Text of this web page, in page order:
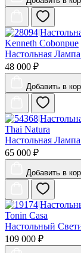
Kenneth Cobonpue
Настольная
48 000 ₽
Добавить в
Thai Natura
Настольная
65 000 ₽
Добавить в
Tonin Casa
Настольный
109 000 ₽